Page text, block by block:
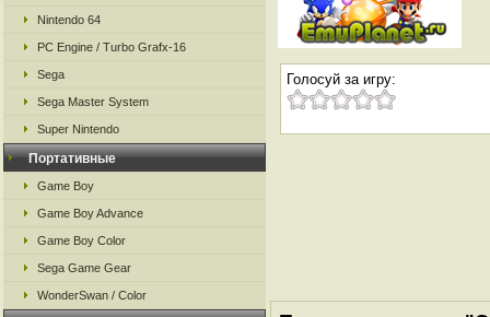
Nintendo 64
PC Engine / Turbo Grafx-16
Sega
Sega Master System
Super Nintendo
Портативные
Game Boy
Game Boy Advance
Game Boy Color
Sega Game Gear
WonderSwan / Color
Голосуй за игру: